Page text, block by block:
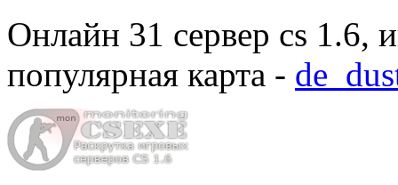
Онлайн 31 сервер cs 1.6,
популярная карта -